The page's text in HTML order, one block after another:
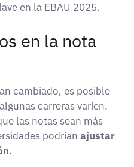
en la EBAU 2025.
en la nota
cambiado, es posible
carreras varíen.
las notas sean más
podrían ajustar
.